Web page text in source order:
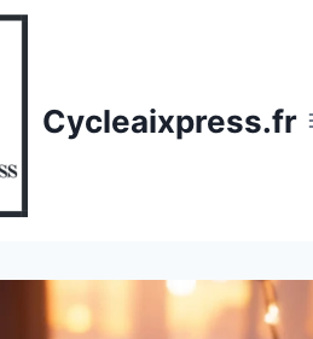
Cycleaixpress.fr